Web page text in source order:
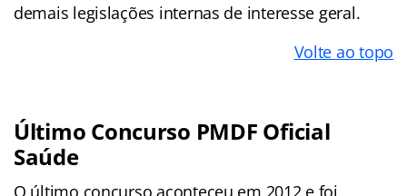
demais legislações internas de interesse geral.
Volte ao topo
Último Concurso PMDF Oficial
Saúde